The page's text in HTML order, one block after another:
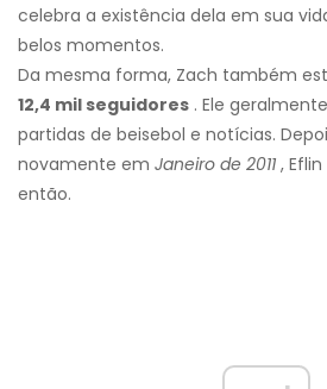
celebra a existência dela em sua
belos momentos.
Da mesma forma, Zach também
12,4 mil seguidores . Ele
partidas de beisebol e notícias.
novamente em Janeiro de 2011 ,
então.